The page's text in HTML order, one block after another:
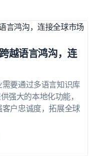
越语言鸿沟，连
要通过多语言知识库
强大的本地化功能，
户忠诚度，拓展全球